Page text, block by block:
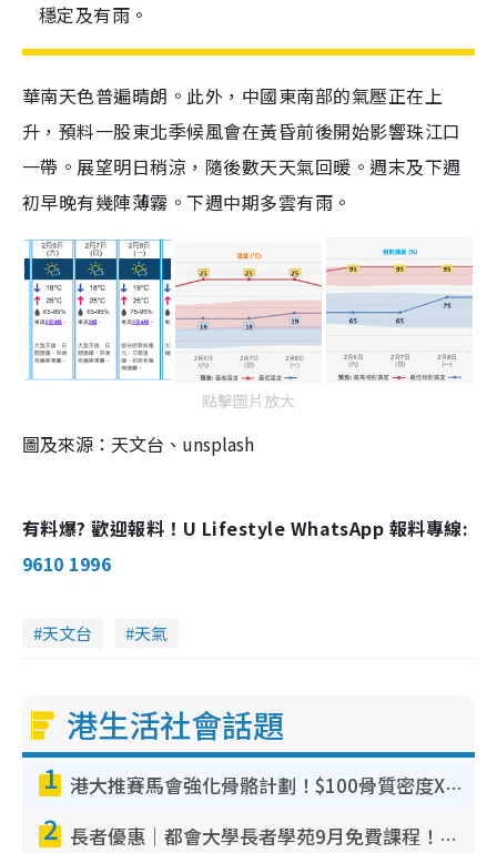
穩定及有雨。
華南天色普遍晴朗。此外，中國東南部的氣壓正在上
升，預料一股東北季候風會在黃昏前後開始影響珠江口
一帶。展望明日稍涼，隨後數天天氣回暖。週末及下週
初早晚有幾陣薄霧。下週中期多雲有雨。
點擊圖片放大
圖及來源：天文台、unsplash
有料爆? 歡迎報料！U Lifestyle WhatsApp 報料專線:
9610 1996
天文台 天氣
港生活社會話題
1 港大推賽馬會強化骨骼計劃！$100骨質密度X光檢查 完成免費運動訓練送超市禮券！附參加資格
2 長者優惠｜都會大學長者學苑9月免費課程！多媒體/微電影創作/網絡安全 附報名方法教學